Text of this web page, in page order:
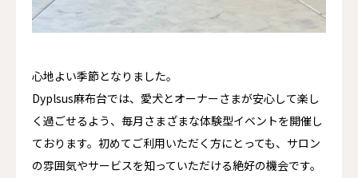
心地よい季節となりました。
Dyplsus麻布台では、愛犬とオーナーさまが安心して楽し
く過ごせるよう、毎月さまざまな体験型イベントを開催し
ております。初めてご利用いただく方にとっても、サロン
の雰囲気やサービスを知っていただける絶好の機会です。
アクセス